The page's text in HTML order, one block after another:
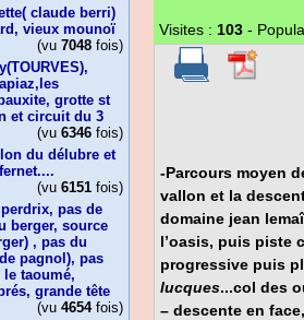
Visites : 103 -
-Parcours moyen
vallon et la
domaine jean
l’oasis, puis piste
progressive puis
lucques...col des
– descente en
claude berri)
vieux mounoï
(vu 7048 fois)
grotte st
et circuit du 3
(vu 6346 fois)
du délubre et
(vu 6151 fois)
pas de
berger, source
, pas du
pagnol), pas
taoumé,
grande tête
(vu 4654fois)